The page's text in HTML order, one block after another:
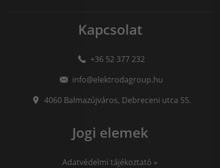
Kapcsolat
+36 52 377 232
info@elektrodagroup.hu
4060 Balmazújváros, Debreceni utca 55.
Jogi elemek
Adatvédelmi tájékoztató »